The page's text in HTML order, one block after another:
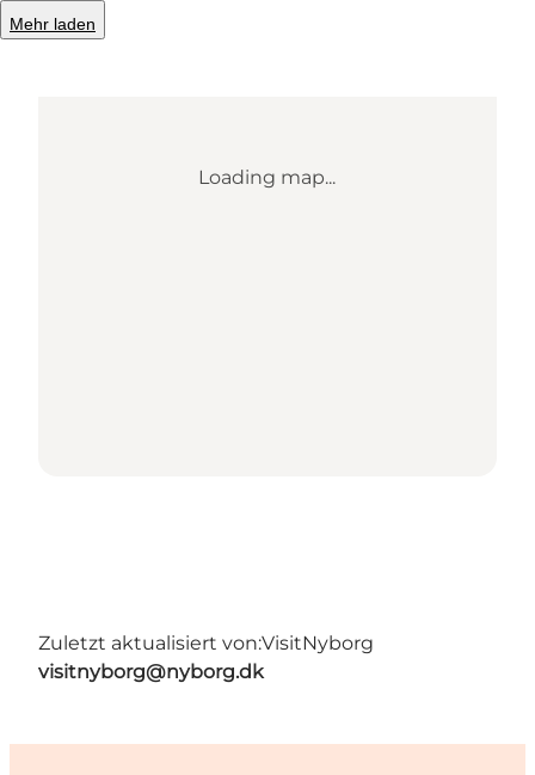
Mehr laden
Loading map...
Zuletzt aktualisiert von:VisitNyborg
visitnyborg@nyborg.dk